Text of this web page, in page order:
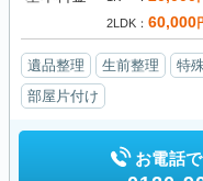
2LDK 60,000
遺品整理 生前整理 特
部屋片付け
お電話